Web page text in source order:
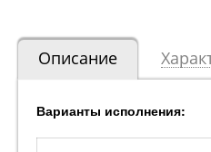
Описание
Варианты исполнения: